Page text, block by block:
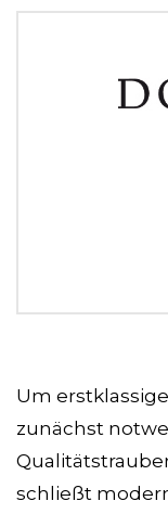
Um
zunächst
schließt